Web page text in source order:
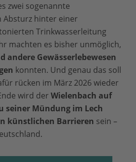
zwei sogenannte
Absturz hinter einer
Trinkwasserleitung
machten es bisher unmöglich,
andere Gewässerlebewesen
konnten. Und genau das soll
rücken im März 2026 wieder
wird der Wielenbach auf
seiner Mündung im Lech
künstlichen Barrieren sein –